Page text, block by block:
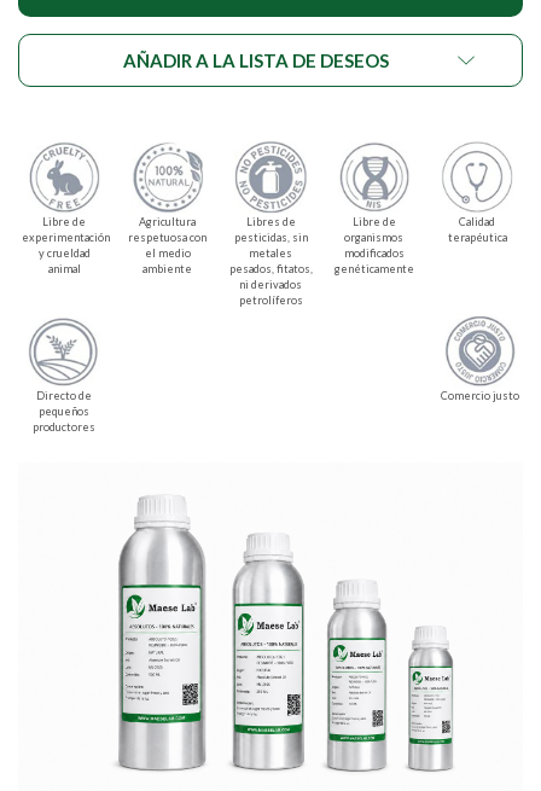
AÑADIR A LA LISTA DE DESEOS
Libre de
experimentación
y crueldad
animal
Agricultura
respetuosa con
el medio
ambiente
Libres de
pesticidas, sin
metales
pesados, fitatos,
ni derivados
petrolíferos
Libre de
organismos
modificados
genéticamente
Calidad
terapéutica
Directo de
pequeños
productores
Comercio justo